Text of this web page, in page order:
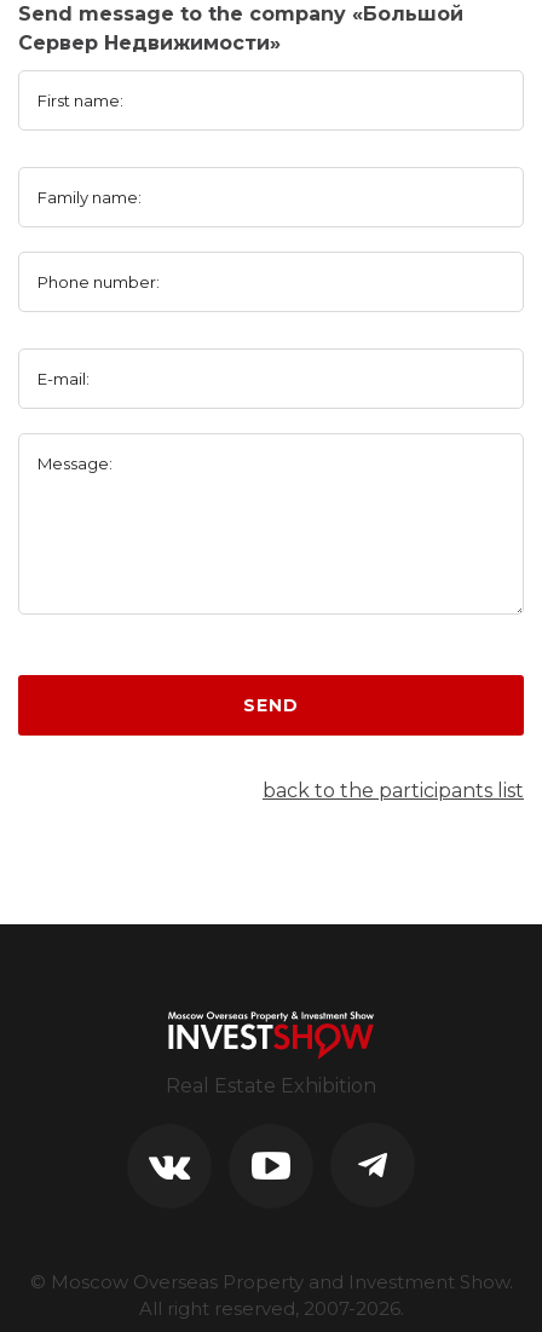
Send message to the company «Большой
Сервер Недвижимости»
First name:
Family name:
Phone number:
E-mail:
Message:
SEND
back to the participants list
Real Estate Exhibition
© Moscow Overseas Property and Investment Show.
All right reserved, 2007-2026.